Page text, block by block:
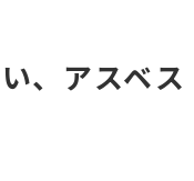
、アスベ